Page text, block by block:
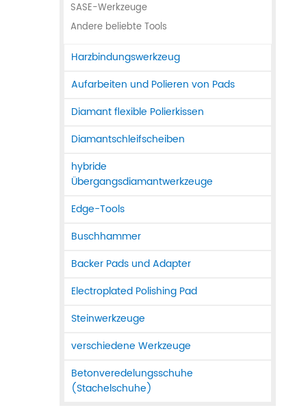
SASE-Werkzeuge
Andere beliebte Tools
Harzbindungswerkzeug
Aufarbeiten und Polieren von Pads
Diamant flexible Polierkissen
Diamantschleifscheiben
hybride
Übergangsdiamantwerkzeuge
Edge-Tools
Buschhammer
Backer Pads und Adapter
Electroplated Polishing Pad
Steinwerkzeuge
verschiedene Werkzeuge
Betonveredelungsschuhe
(Stachelschuhe)